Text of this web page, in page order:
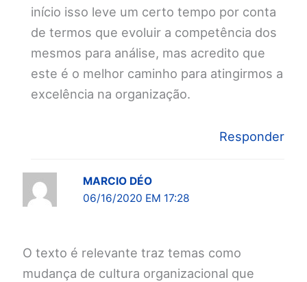
início isso leve um certo tempo por conta
de termos que evoluir a competência dos
mesmos para análise, mas acredito que
este é o melhor caminho para atingirmos a
excelência na organização.
Responder
MARCIO DÉO
06/16/2020 EM 17:28
O texto é relevante traz temas como
mudança de cultura organizacional que